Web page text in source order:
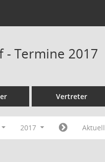
- Termine 2017
Vertreter
2017 Aktuell